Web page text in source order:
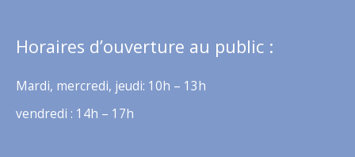
Horaires d’ouverture au public :
Mardi, mercredi, jeudi: 10h – 13h
vendredi : 14h – 17h